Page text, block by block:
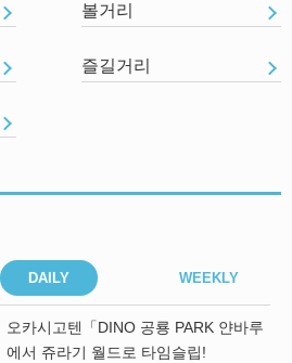
볼거리
즐길거리
DAILY WEEKLY
오카시고텐「DINO 공룡 PARK 얀바루
에서 쥬라기 월드로 타임슬립!